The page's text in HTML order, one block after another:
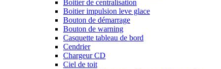
Boitier de centralisation
Boitier impulsion leve glace
Bouton de démarrage
Bouton de warning
Casquette tableau de bord
Cendrier
Chargeur CD
Ciel de toit